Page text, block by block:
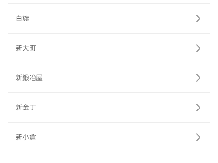
白旗
新大町
新鍛冶屋
新金丁
新小倉